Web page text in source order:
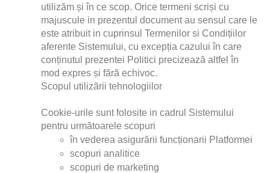
utilizăm și în ce scop. Orice termeni scriși cu
majuscule in prezentul document au sensul care le
este atribuit in cuprinsul Termenilor si Condițiilor
aferente Sistemului, cu excepția cazului în care
conținutul prezentei Politici precizează altfel în
mod expres și fără echivoc.
Scopul utilizării tehnologiilor
Cookie-urile sunt folosite in cadrul Sistemului
pentru următoarele scopuri
în vederea asigurării funcționarii Platformei
scopuri analitice
scopuri de marketing